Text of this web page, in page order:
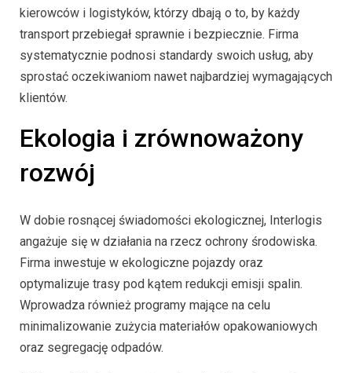
kierowców i logistyków, którzy dbają o to, by każdy
transport przebiegał sprawnie i bezpiecznie. Firma
systematycznie podnosi standardy swoich usług, aby
sprostać oczekiwaniom nawet najbardziej wymagających
klientów.
Ekologia i zrównoważony
rozwój
W dobie rosnącej świadomości ekologicznej, Interlogis
angażuje się w działania na rzecz ochrony środowiska.
Firma inwestuje w ekologiczne pojazdy oraz
optymalizuje trasy pod kątem redukcji emisji spalin.
Wprowadza również programy mające na celu
minimalizowanie zużycia materiałów opakowaniowych
oraz segregację odpadów.